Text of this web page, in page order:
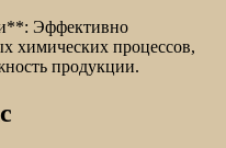
Эффективно
химических процессов,
продукции.